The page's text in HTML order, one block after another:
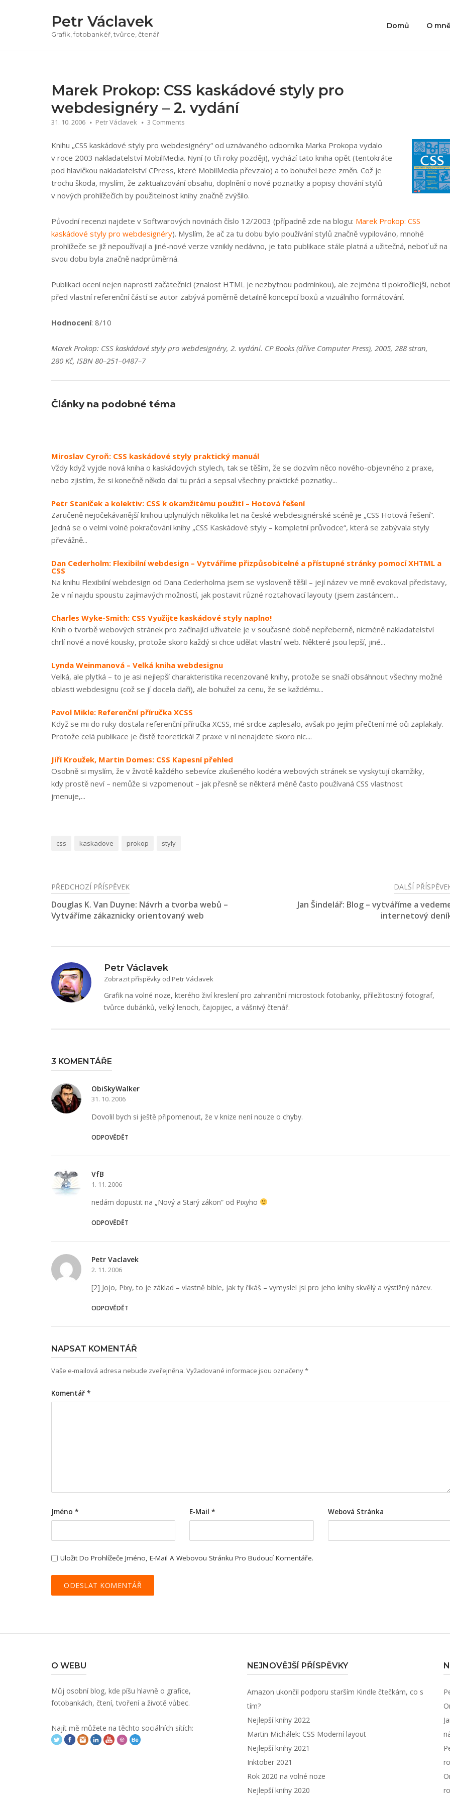
Petr Václavek
Grafik, fotobankéř, tvůrce, čtenář
Domů O
Marek Prokop: CSS kaskádové styly pro
webdesignéry – 2. vydání
31. 10. 2006 Petr Václavek 3 Comments
Knihu „CSS kaskádové styly pro webdesignéry“ od uznávaného odborníka Marka Prokopa vydalo
v roce 2003 nakladatelství MobilMedia. Nyní (o tři roky později), vychází tato kniha opět (tentokráte
pod hlavičkou nakladatelství CPress, které MobilMedia převzalo) a to bohužel beze změn. Což je
trochu škoda, myslím, že zaktualizování obsahu, doplnění o nové poznatky a popisy chování stylů
v nových prohlížečích by použitelnost knihy značně zvýšilo.
Původní recenzi najdete v Softwarových novinách číslo 12/2003 (případně zde na blogu: Marek Prokop: CSS
kaskádové styly pro webdesignéry). Myslím, že ač za tu dobu bylo používání stylů značně vypilováno, mnohé
prohlížeče se již nepoužívají a jiné-nové verze vznikly nedávno, je tato publikace stále platná a užitečná, neboť už na
svou dobu byla značně nadprůměrná.
Publikaci ocení nejen naprostí začátečníci (znalost HTML je nezbytnou podmínkou), ale zejména ti pokročilejší, neboť
před vlastní referenční částí se autor zabývá poměrně detailně koncepcí boxů a vizuálního formátování.
Hodnocení: 8/10
Marek Prokop: CSS kaskádové styly pro webdesignéry, 2. vydání. CP Books (dříve Computer Press), 2005, 288 stran,
280 Kč, ISBN 80–251–0487–7
Články na podobné téma
Miroslav Cyroň: CSS kaskádové styly praktický manuál
Vždy když vyjde nová kniha o kaskádových stylech, tak se těším, že se dozvím něco nového-objevného z praxe,
nebo zjistím, že si konečně někdo dal tu práci a sepsal všechny praktické poznatky...
Petr Staníček a kolektiv: CSS k okamžitému použití – Hotová řešení
Zaručeně nejočekávanější knihou uplynulých několika let na české webdesignérské scéně je „CSS Hotová řešení“.
Jedná se o velmi volné pokračování knihy „CSS Kaskádové styly – kompletní průvodce“, která se zabývala styly
převážně...
Dan Cederholm: Flexibilní webdesign – Vytváříme přizpůsobitelné a přístupné stránky pomocí XHTML a
CSS
Na knihu Flexibilní webdesign od Dana Cederholma jsem se vysloveně těšil – její název ve mně evokoval představy,
že v ní najdu spoustu zajímavých možností, jak postavit různé roztahovací layouty (jsem zastáncem...
Charles Wyke-Smith: CSS Využijte kaskádové styly naplno!
Knih o tvorbě webových stránek pro začínající uživatele je v současné době nepřeberně, nicméně nakladatelství
chrlí nové a nové kousky, protože skoro každý si chce udělat vlastní web. Některé jsou lepší, jiné...
Lynda Weinmanová – Velká kniha webdesignu
Velká, ale plytká – to je asi nejlepší charakteristika recenzované knihy, protože se snaží obsáhnout všechny možné
oblasti webdesignu (což se jí docela daří), ale bohužel za cenu, že se každému...
Pavol Mikle: Referenční příručka XCSS
Když se mi do ruky dostala referenční příručka XCSS, mé srdce zaplesalo, avšak po jejím přečtení mé oči zaplakaly.
Protože celá publikace je čistě teoretická! Z praxe v ní nenajdete skoro nic....
Jiří Kroužek, Martin Domes: CSS Kapesní přehled
Osobně si myslím, že v životě každého sebevíce zkušeného kodéra webových stránek se vyskytují okamžiky,
kdy prostě neví – nemůže si vzpomenout – jak přesně se některá méně často používaná CSS vlastnost
jmenuje,...
css kaskadove prokop styly
Navigace
pro
PŘEDCHOZÍ PŘÍSPĚVEK
Douglas K. Van Duyne: Návrh a tvorba webů –
Vytváříme zákaznicky orientovaný web
DALŠÍ
Jan Šindelář: Blog – vytváříme a
internetový
Petr Václavek
Zobrazit příspěvky od Petr Václavek
Grafik na volné noze, kterého živí kreslení pro zahraniční microstock fotobanky, příležitostný fotograf,
tvůrce dubánků, velký lenoch, čajopijec, a vášnivý čtenář.
3 KOMENTÁŘE
ObiSkyWalker
31. 10. 2006
Dovolil bych si ještě připomenout, že v knize není nouze o chyby.
ODPOVĚDĚT
VfB
1. 11. 2006
nedám dopustit na „Nový a Starý zákon“ od Pixyho
ODPOVĚDĚT
Petr Vaclavek
2. 11. 2006
[2] Jojo, Pixy, to je základ – vlastně bible, jak ty říkáš – vymyslel jsi pro jeho knihy skvělý a výstižný název.
ODPOVĚDĚT
NAPSAT KOMENTÁŘ
Vaše e-mailová adresa nebude zveřejněna. Vyžadované informace jsou označeny*
Komentář *
Jméno * E-Mail* Webová Stránka
Uložit Do Prohlížeče Jméno, E-Mail A Webovou Stránku Pro Budoucí Komentáře.
O WEBU
Můj osobní blog, kde píšu hlavně o grafice,
fotobankách, čtení, tvoření a životě vůbec.
Najít mě můžete na těchto sociálních sítích:
NEJNOVĚJŠÍ PŘÍSPĚVKY
Amazon ukončil podporu starším Kindle čtečkám, co s
tím?
Nejlepší knihy 2022
Martin Michálek: CSS Moderní layout
Nejlepší knihy 2021
Inktober 2021
Rok 2020 na volné noze
Nejlepší knihy 2020